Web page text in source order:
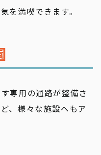
を満喫できます。
専用の通路が整備さ
、様々な施設へもア